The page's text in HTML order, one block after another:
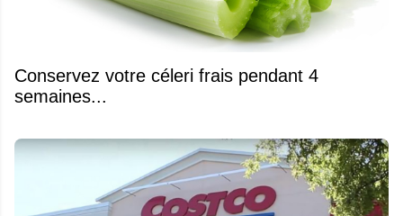
Conservez votre céleri frais pendant 4
semaines...